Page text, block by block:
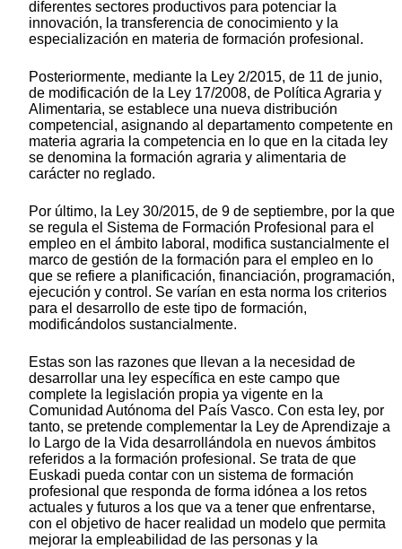
diferentes sectores productivos para potenciar la
innovación, la transferencia de conocimiento y la
especialización en materia de formación profesional.
Posteriormente, mediante la Ley 2/2015, de 11 de junio,
de modificación de la Ley 17/2008, de Política Agraria y
Alimentaria, se establece una nueva distribución
competencial, asignando al departamento competente en
materia agraria la competencia en lo que en la citada ley
se denomina la formación agraria y alimentaria de
carácter no reglado.
Por último, la Ley 30/2015, de 9 de septiembre, por la que
se regula el Sistema de Formación Profesional para el
empleo en el ámbito laboral, modifica sustancialmente el
marco de gestión de la formación para el empleo en lo
que se refiere a planificación, financiación, programación,
ejecución y control. Se varían en esta norma los criterios
para el desarrollo de este tipo de formación,
modificándolos sustancialmente.
Estas son las razones que llevan a la necesidad de
desarrollar una ley específica en este campo que
complete la legislación propia ya vigente en la
Comunidad Autónoma del País Vasco. Con esta ley, por
tanto, se pretende complementar la Ley de Aprendizaje a
lo Largo de la Vida desarrollándola en nuevos ámbitos
referidos a la formación profesional. Se trata de que
Euskadi pueda contar con un sistema de formación
profesional que responda de forma idónea a los retos
actuales y futuros a los que va a tener que enfrentarse,
con el objetivo de hacer realidad un modelo que permita
mejorar la empleabilidad de las personas y la